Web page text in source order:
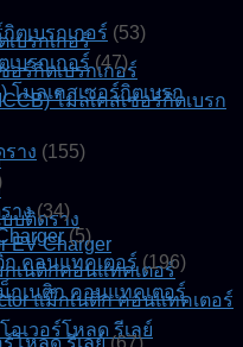
เบรกเกอร์
อร์กิตเบรกเกอร์
โมลเคสเซอร์กิตเบรก
บติดราง
EV Charger
กเนติกคอนแทคเตอร์
แม็กเนติก คอนแทคเตอร์
อเวอร์โหลด รีเลย์
ตเบรกเกอร์ (53)
เบรกเกอร์ (47)
โมลเคสเซอร์กิตเบรก
าง (155)
าง (34)
(5)
ก คอนแทคเตอร์ (196)
กเนติก คอนแทคเตอร์
โหลด รีเลย์ (67)